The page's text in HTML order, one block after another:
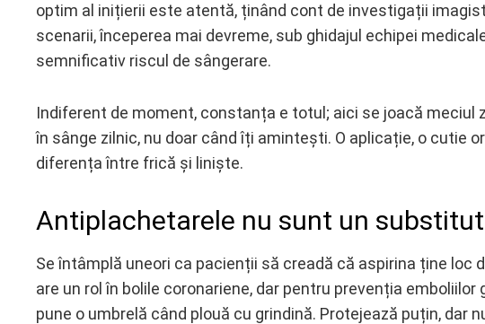
optim al inițierii este atentă, ținând cont de investigații
scenarii, începerea mai devreme, sub ghidajul echipei
semnificativ riscul de sângerare.
Indiferent de moment, constanța e totul; aici se joacă
în sânge zilnic, nu doar când îți amintești. O aplicație, o cutie
diferența între frică și liniște.
Antiplachetarele nu sunt un substitut
Se întâmplă uneori ca pacienții să creadă că aspirina ține loc
are un rol în bolile coronariene, dar pentru prevenția
pune o umbrelă când plouă cu grindină. Protejează puțin, dar